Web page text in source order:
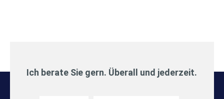
Ich berate Sie gern. Überall und jederzeit.